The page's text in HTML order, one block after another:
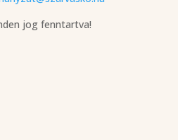
jog fenntartva!